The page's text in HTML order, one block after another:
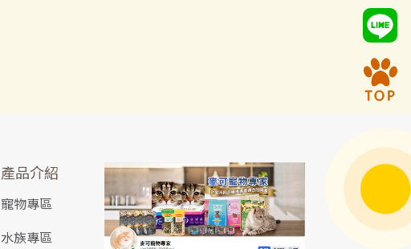
產品介紹
寵物專區
水族專區